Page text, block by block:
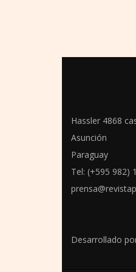
Hassler 4868
Asunción
Paraguay
Tel: (+595 982)
Desarrollado